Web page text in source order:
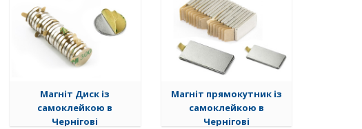
Магніт Диск із
самоклейкою в
Чернігові
Магніт прямокутник із
самоклейкою в
Чернігові